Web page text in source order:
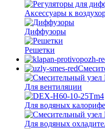
Аксессуары к
Диффузоры
Решетки
Для вентиляции
Для водяных
Для водяных